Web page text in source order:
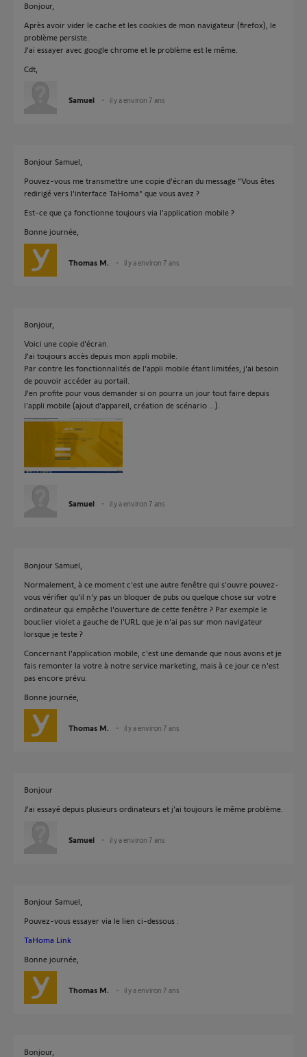
Bonjour,
Après avoir vider le cache et les cookies de mon navigateur (firefox), le
problème persiste.
J'ai essayer avec google chrome et le problème est le même.
Cdt,
Samuel il y a environ 7 ans
Bonjour Samuel,
Pouvez-vous me transmettre une copie d'écran du message "Vous êtes
redirigé vers l'interface TaHoma" que vous avez ?
Est-ce que ça fonctionne toujours via l'application mobile ?
Bonne journée,
Thomas M. il y a environ 7 ans
Bonjour,
Voici une copie d'écran.
J'ai toujours accès depuis mon appli mobile.
Par contre les fonctionnalités de l'appli mobile étant limitées, j'ai besoin
de pouvoir accéder au portail.
J'en profite pour vous demander si on pourra un jour tout faire depuis
l'appli mobile (ajout d'appareil, création de scénario ...).
Samuel il y a environ 7 ans
Bonjour Samuel,
Normalement, à ce moment c'est une autre fenêtre qui s'ouvre pouvez-
vous vérifier qu'il n'y pas un bloquer de pubs ou quelque chose sur votre
ordinateur qui empêche l'ouverture de cette fenêtre ? Par exemple le
bouclier violet a gauche de l'URL que je n'ai pas sur mon navigateur
lorsque je teste ?
Concernant l'application mobile, c'est une demande que nous avons et je
fais remonter la votre à notre service marketing, mais à ce jour ce n'est
pas encore prévu.
Bonne journée,
Thomas M. il y a environ 7 ans
Bonjour
J'ai essayé depuis plusieurs ordinateurs et j'ai toujours le même problème.
Samuel il y a environ 7 ans
Bonjour Samuel,
Pouvez-vous essayer via le lien ci-dessous :
TaHoma Link
Bonne journée,
Thomas M. il y a environ 7 ans
Bonjour,